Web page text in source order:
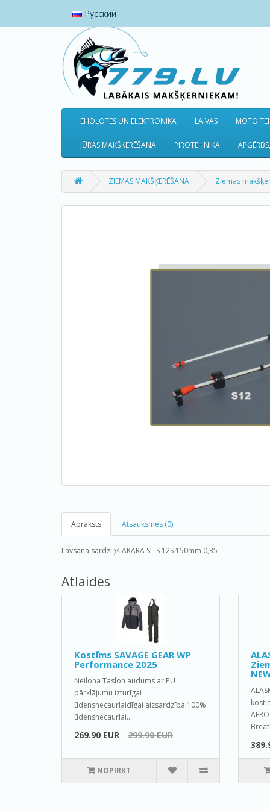
Русский
EHOLOTES UN ELEKTRONIKA LAIVAS MOTO
JŪRAS MAKŠKERĒŠANA PIROTEHNIKA
ZIEMAS MAKŠĶERĒŠANA Ziemas
Apraksts Atsauksmes (0)
Lavsāna sardziņš AKARA SL-S 12S 150mm 0,35
Atlaides
Kostīms SAVAGE GEAR WP
Performance 2025
Neilona Taslon audums ar PU
pārklājumu izturīgai
ūdensnecaurlaidīgai aizsardzībai100%
ūdensnecaurlai..
269.90 EUR 299.90 EUR
NOPIRKT